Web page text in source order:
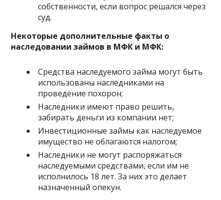
собственности, если вопрос решался через
суд.
Некоторые дополнительные факты о
наследовании займов в МФК и МФК:
Средства наследуемого займа могут быть
использованы наследниками на
проведение похорон;
Наследники имеют право решить,
забирать деньги из компании нет;
Инвестиционные займы как наследуемое
имущество не облагаются налогом;
Наследники не могут распоряжаться
наследуемыми средствами, если им не
исполнилось 18 лет. За них это делает
назначенный опекун.